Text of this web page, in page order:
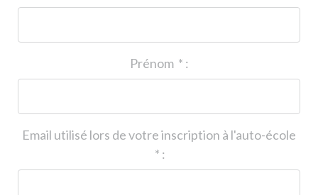
* :
Email utilisé lors de votre inscription à l'auto-école
* :